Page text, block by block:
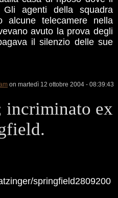
Gli agenti della squadra
alcune telecamere nella
avuto la prova degli
il silenzio delle sue
on martedì 12 ottobre 2004 - 08:39:43
incriminato ex
springfield2809200